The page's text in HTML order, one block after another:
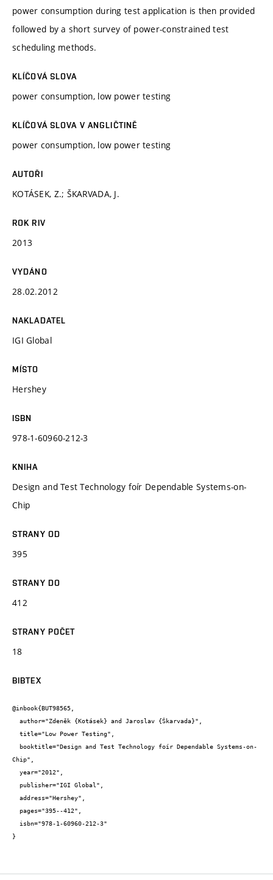
power consumption during test application is then provided
followed by a short survey of power-constrained test
scheduling methods.
KLÍČOVÁ SLOVA
power consumption, low power testing
KLÍČOVÁ SLOVA V ANGLIČTINĚ
power consumption, low power testing
AUTOŘI
KOTÁSEK, Z.; ŠKARVADA, J.
ROK RIV
2013
VYDÁNO
28.02.2012
NAKLADATEL
IGI Global
MÍSTO
Hershey
ISBN
978-1-60960-212-3
KNIHA
Design and Test Technology foír Dependable Systems-on-
Chip
STRANY OD
395
STRANY DO
412
STRANY POČET
18
BIBTEX
@inbook{BUT98565,
Chip",
}